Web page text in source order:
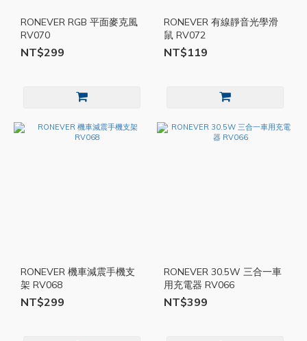
RONEVER RGB 平面麥克風
RV070
NT$299
RONEVER 有線靜音光學滑
鼠 RV072
NT$119
RONEVER 機車減震手機支
架 RV068
NT$299
RONEVER 30.5W 三合一車
用充電器 RV066
NT$399